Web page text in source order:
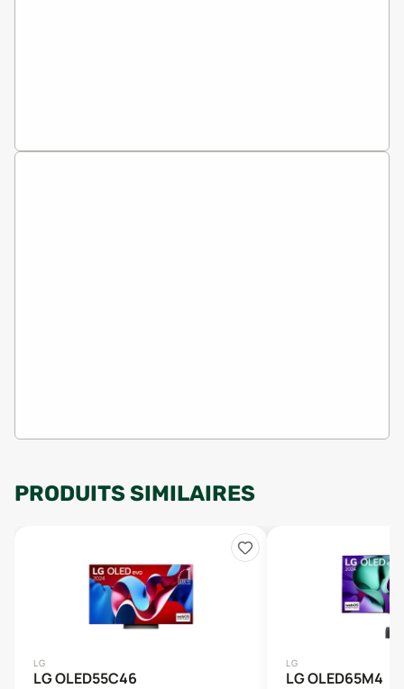
PRODUITS SIMILAIRES
LG
LG OLED55C46
LG
LG OLED65M4